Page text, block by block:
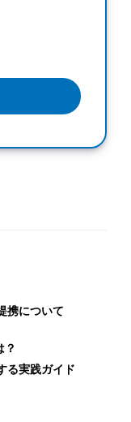
携について
？
る実践ガイド